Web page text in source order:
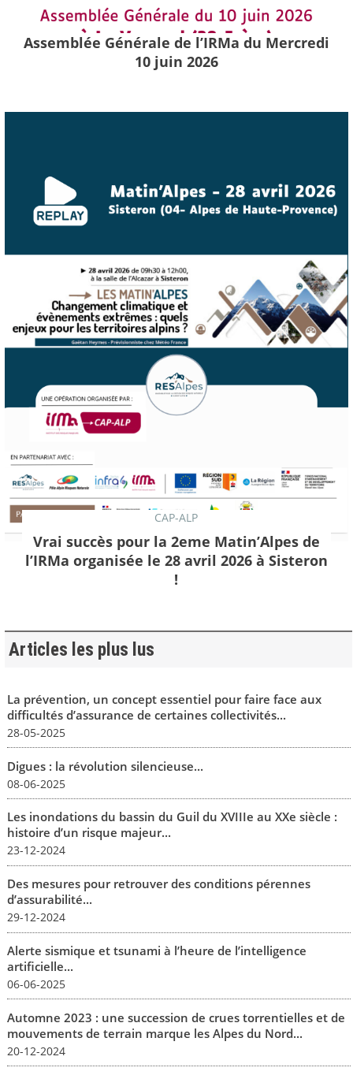
Assemblée Générale de l’IRMa du Mercredi
10 juin 2026
CAP-ALP
Vrai succès pour la 2eme Matin’Alpes de
l’IRMa organisée le 28 avril 2026 à Sisteron
!
Articles les plus lus
La prévention, un concept essentiel pour faire face aux
difficultés d’assurance de certaines collectivités...
28-05-2025
Digues : la révolution silencieuse...
08-06-2025
Les inondations du bassin du Guil du XVIIIe au XXe siècle :
histoire d’un risque majeur...
23-12-2024
Des mesures pour retrouver des conditions pérennes
d’assurabilité...
29-12-2024
Alerte sismique et tsunami à l’heure de l’intelligence
artificielle...
06-06-2025
Automne 2023 : une succession de crues torrentielles et de
mouvements de terrain marque les Alpes du Nord...
20-12-2024